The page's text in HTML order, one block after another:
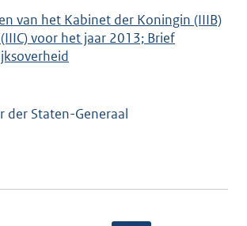
van het Kabinet der Koningin (IIIB)
voor het jaar 2013; Brief
der Staten-Generaal